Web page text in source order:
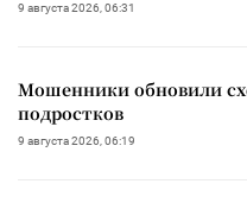
9 августа 2026, 06:31
Мошенники обновили
подростков
9 августа 2026, 06:19